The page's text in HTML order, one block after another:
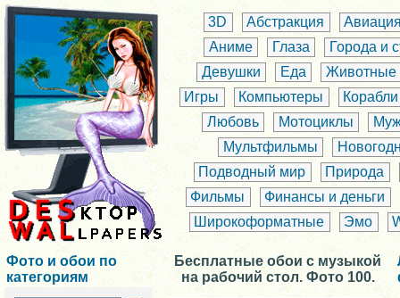
3D Абстракция
Аниме
Глаза
Города и
Девушки
Еда
Животные
Игры
Компьютеры
Корабли
Любовь
Мотоциклы
Мультфильмы
Подводный мир
Природа
Фильмы
Финансы и деньги
Широкоформатные
Эмо
Фото и обои по
категориям
Бесплатные обои с музыкой
на рабочий стол. Фото 100.